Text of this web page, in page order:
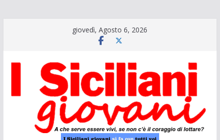
giovedì, Agosto 6, 2026